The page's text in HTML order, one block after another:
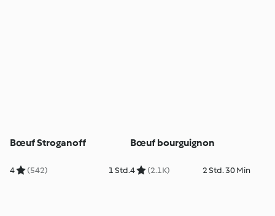
Bœuf Stroganoff
4 (542) 1 Std.
Bœuf bourguignon
4 (2.1K) 2 Std. 30 Min